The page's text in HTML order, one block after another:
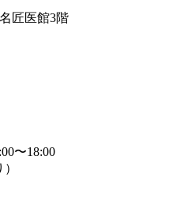
匠医館3階
〜18:00